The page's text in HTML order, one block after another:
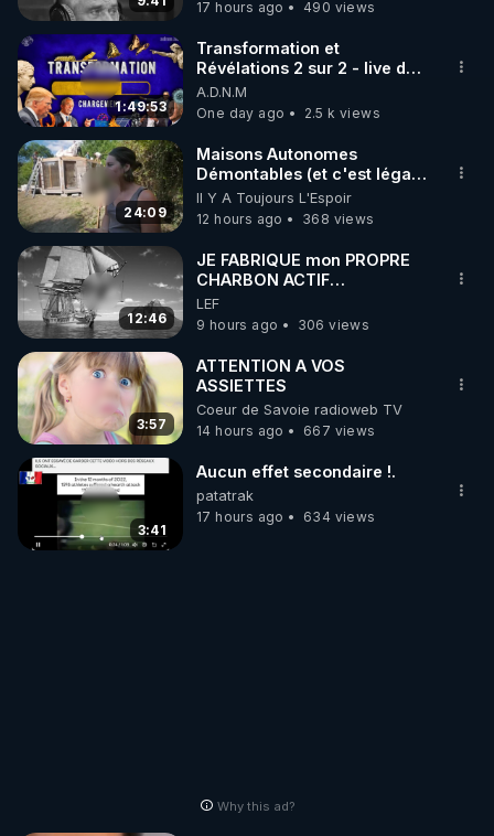
code : REGENERE10
▶ 30 jours gratuit sur l’application de méditation et
de bien-être ENVOL :
Rendez-vous sur https://www.envol.app/code
le code : REGENERE
du projet : linktr.ee/nionip
17 hours ago 490 views
1:49:53
Transformation et
Révélations 2 sur 2 - live du
07/08/26
A.D.N.M
One day ago
2.5 k views
24:09
Maisons Autonomes
Démontables (et c'est légal).
Visite éco village en
Bretagne
Il Y A Toujours L'Espoir
12 hours ago
368 views
12:46
JE FABRIQUE mon PROPRE
CHARBON ACTIF
GRATUITEMENT pour
Purifier mon EAU
LEF
9 hours ago
306 views
3:57
ATTENTION A VOS
ASSIETTES
Coeur de Savoie radioweb TV
14 hours ago
667 views
3:41
Aucun effet secondaire !.
patatrak
17 hours ago
634 views
Why this ad?